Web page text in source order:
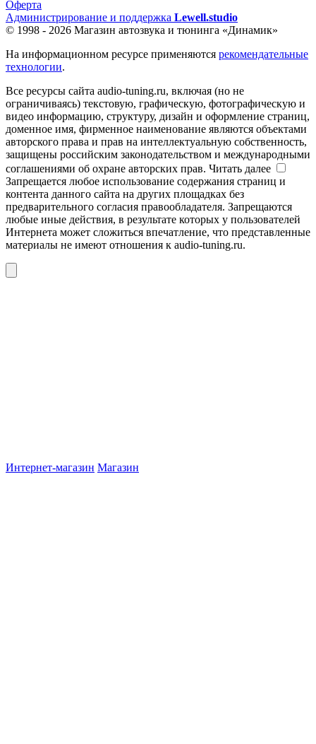
Оферта
Администрирование и поддержка Lewell.studio
© 1998 - 2026 Магазин автозвука и тюнинга «Динамик»
На информационном ресурсе применяются рекомендательные
технологии.
Все ресурсы сайта audio-tuning.ru, включая (но не
ограничиваясь) текстовую, графическую, фотографическую и
видео информацию, структуру, дизайн и оформление страниц,
доменное имя, фирменное наименование являются объектами
авторского права и прав на интеллектуальную собственность,
защищены российским законодательством и международными
соглашениями об охране авторских прав. Читать далее
Запрещается любое использование содержания страниц и
контента данного сайта на других площадках без
предварительного согласия правообладателя. Запрещаются
любые иные действия, в результате которых у пользователей
Интернета может сложиться впечатление, что представленные
материалы не имеют отношения к audio-tuning.ru.
Интернет-магазин Магазин